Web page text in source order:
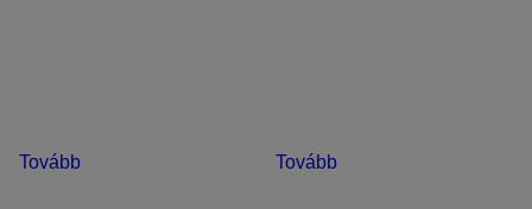
Tovább Tovább